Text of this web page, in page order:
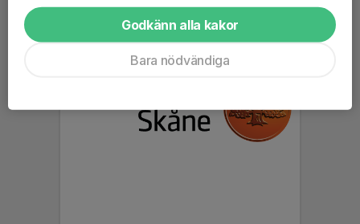
Godkänn alla kakor
Bara nödvändiga